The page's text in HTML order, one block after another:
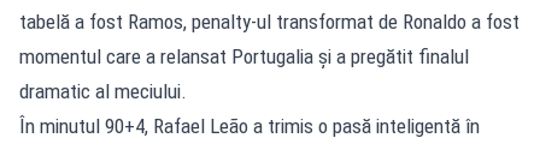
tabelă a fost Ramos, penalty-ul transformat de Ronaldo a fost
momentul care a relansat Portugalia și a pregătit finalul
dramatic al meciului.
În minutul 90+4, Rafael Leão a trimis o pasă inteligentă în